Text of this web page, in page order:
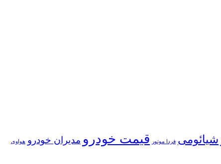
شیائومی فردا موتور قیمت خودرو مدیران خودرو هواوی